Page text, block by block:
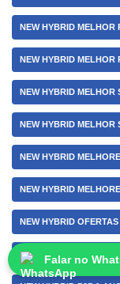
NEW HYBRID MELHOR
NEW HYBRID MELHOR
NEW HYBRID MELHOR
NEW HYBRID MELHOR
NEW HYBRID
NEW HYBRID
NEW HYBRID
NEW HYBRID OPÇÕES
Falar no